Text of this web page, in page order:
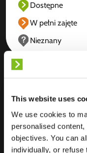
This website uses
We use cookies to
personalised
objectives. You can
individually, or
Dostępne
W pełni zajęte
Nieznany